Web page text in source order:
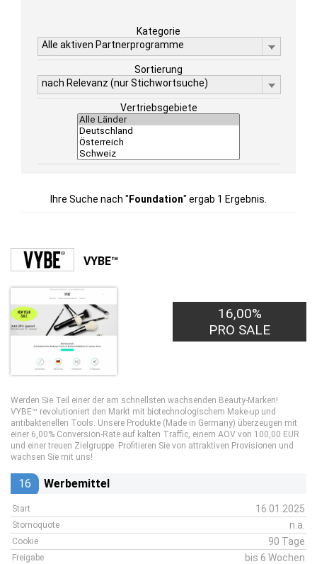
Kategorie
Alle aktiven Partnerprogramme
Sortierung
nach Relevanz (nur Stichwortsuche)
Vertriebsgebiete
Ihre Suche nach " Foundation" ergab 1 Ergebnis.
VYBE™
16,00%
PRO SALE
Werden Sie Teil einer der am schnellsten wachsenden Beauty-Marken!
VYBE™ revolutioniert den Markt mit biotechnologischem Make-up und
antibakteriellen Tools. Unsere Produkte (Made in Germany) überzeugen mit
einer 6,00% Conversion-Rate auf kalten Traffic, einem AOV von 100,00 EUR
und einer treuen Zielgruppe. Profitieren Sie von attraktiven Provisionen und
wachsen Sie mit uns!
16 Werbemittel
Start 16.01.2025
Stornoquote n.a.
Cookie 90 Tage
Freigabe bis 6 Wochen